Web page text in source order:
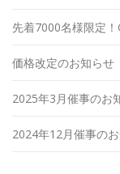
先着7000名様限定
価格改定のお知らせ
2025年3月催事のお
2024年12月催事の